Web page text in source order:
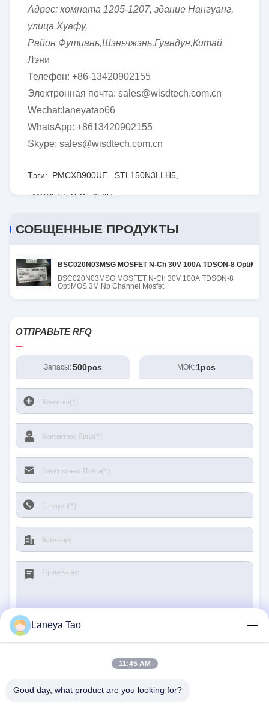
Адрес: комната 1205-1207, здание Нангуанг,
улица Хуафу,
Район Футиань,Шэньчжэнь,Гуандун,Китай
Лэни
Телефон: +86-13420902155
Электронная почта: sales@wisdtech.com.cn
Wechat:laneyatao66
WhatsApp: +8613420902155
Skype: sales@wisdtech.com.cn
Тэги: PMCXB900UE STL150N3LLH5
MOSFET N-Ch 650V
СОБЩЕННЫЕ ПРОДУКТЫ
BSC020N03MSG MOSFET N-Ch 30V 100A TDSON-8
BSC020N03MSG MOSFET N-Ch 30V 100A TDSON-8
OptiMOS 3M Np Channel Mosfet
ОТПРАВЬТЕ RFQ
Запасы:500pcs МОК: 1pcs
Laneya Tao
11:45 AM
Good day, what product are you looking for?